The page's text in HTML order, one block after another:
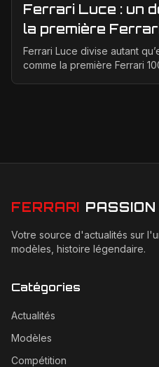
Ferrari Luce : un
la première
Ferrari Luce divise autant
comme la première Ferrari
FERRARI PASSION
Votre source d'actualités sur
modèles, histoire légendaire.
Catégories
Actualités
Modèles
Compétition